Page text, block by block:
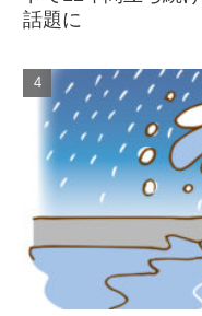
話題に